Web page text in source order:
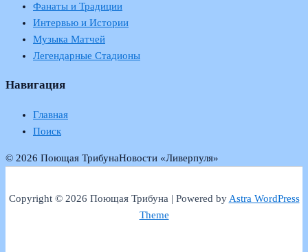
Фанаты и Традиции
Интервью и Истории
Музыка Матчей
Легендарные Стадионы
Навигация
Главная
Поиск
© 2026 Поющая ТрибунаНовости «Ливерпуля»
Copyright © 2026 Поющая Трибуна | Powered byAstra WordPress
Theme